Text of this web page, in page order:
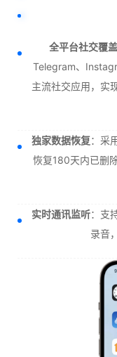
全平台社交覆盖
Telegram、
主流社交应用，实
独家数据恢复：采
恢复180天内已删
实时通讯监听：支
录音